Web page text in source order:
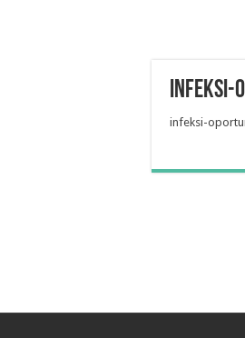
infeksi-
infeksi-